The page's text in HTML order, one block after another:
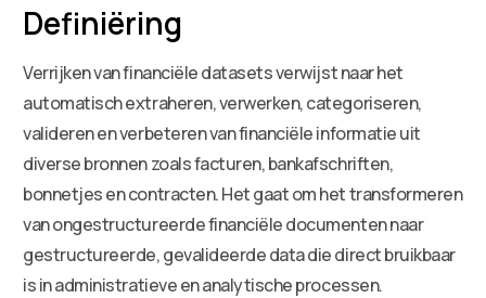
Definiëring
Verrijken van financiële datasets verwijst naar het
automatisch extraheren, verwerken, categoriseren,
valideren en verbeteren van financiële informatie uit
diverse bronnen zoals facturen, bankafschriften,
bonnetjes en contracten. Het gaat om het transformeren
van ongestructureerde financiële documenten naar
gestructureerde, gevalideerde data die direct bruikbaar
is in administratieve en analytische processen.